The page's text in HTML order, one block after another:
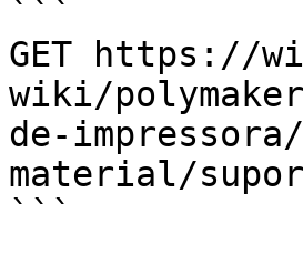
```
GET https://
wiki/
de-
material/
```